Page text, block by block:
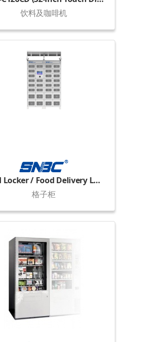
饮料及咖啡机
Food Locker / Food Delivery Locker
格子柜